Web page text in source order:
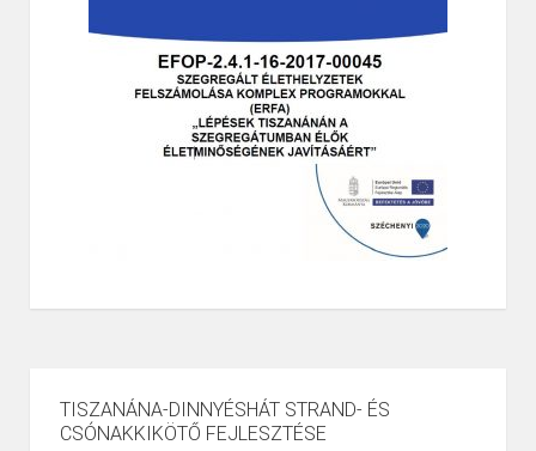
TISZANÁNA-DINNYÉSHÁT STRAND- ÉS
CSÓNAKKIKÖTŐ FEJLESZTÉSE